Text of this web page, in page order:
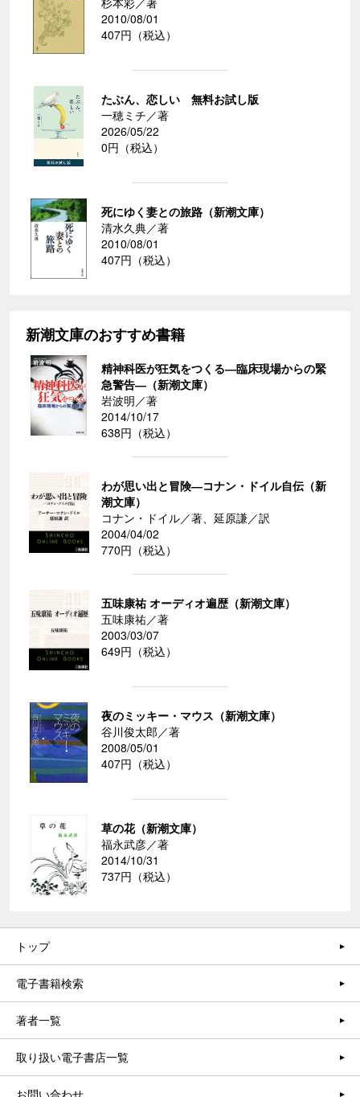
2010/08/01
407円（税込）
たぶん、恋しい 無料お試し版
一穂ミチ／著
2026/05/22
0円（税込）
死にゆく妻との旅路（新潮文庫）
清水久典／著
2010/08/01
407円（税込）
新潮文庫のおすすめ書籍
精神科医が狂気をつくる―臨床現場からの緊
急警告―（新潮文庫）
岩波明／著
2014/10/17
638円（税込）
わが思い出と冒険―コナン・ドイル自伝（新
潮文庫）
コナン・ドイル／著、延原謙／訳
2004/04/02
770円（税込）
五味康祐 オーディオ遍歴（新潮文庫）
五味康祐／著
2003/03/07
649円（税込）
夜のミッキー・マウス（新潮文庫）
谷川俊太郎／著
2008/05/01
407円（税込）
草の花（新潮文庫）
福永武彦／著
2014/10/31
737円（税込）
トップ
電子書籍検索
著者一覧
取り扱い電子書店一覧